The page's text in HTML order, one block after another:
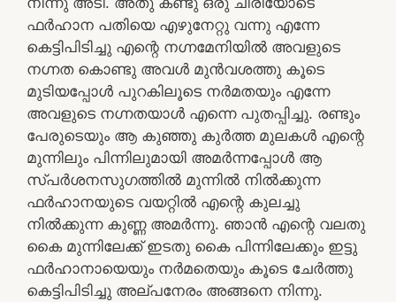
ഫർഹാന പതിയെ എഴുനേറ്റു വന്നു എന്നേ
കെട്ടിപിടിച്ചു എന്റെ നഗ്നമേനിയിൽ അവളുടെ
നഗ്നത കൊണ്ടു അവൾ മുൻവശത്തു കൂടെ
മുടിയപ്പോൾ പുറകിലൂടെ നർമതയും എന്നേ
അവളുടെ നഗ്നതയാൾ എന്നെ പുതപ്പിച്ചു. രണ്ടും
പേരുടെയും ആ കുഞ്ഞു കുർത്ത മുലകൾ എന്റെ
മുന്നിലും പിന്നിലുമായി അമർന്നപ്പോൾ ആ
സ്പർശനസുഗത്തിൽ മുന്നിൽ നിൽക്കുന്ന
ഫർഹാനയുടെ വയറ്റിൽ എന്റെ കുലച്ചു
നിൽക്കുന്ന കുണ്ണ അമർന്നു. ഞാൻ എന്റെ വലതു
കൈ മുന്നിലേക്ക്‌ ഇടതു കൈ പിന്നിലേക്കും ഇട്ടു
ഫർഹാനായെയും നർമതെയും കൂടെ ചേർത്തു
കെട്ടിപിടിച്ചു അല്പനേരം അങ്ങനെ നിന്നു.